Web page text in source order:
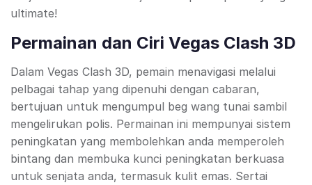
ultimate!
Permainan dan Ciri Vegas Clash 3D
Dalam Vegas Clash 3D, pemain menavigasi melalui
pelbagai tahap yang dipenuhi dengan cabaran,
bertujuan untuk mengumpul beg wang tunai sambil
mengelirukan polis. Permainan ini mempunyai sistem
peningkatan yang membolehkan anda memperoleh
bintang dan membuka kunci peningkatan berkuasa
untuk senjata anda, termasuk kulit emas. Sertai